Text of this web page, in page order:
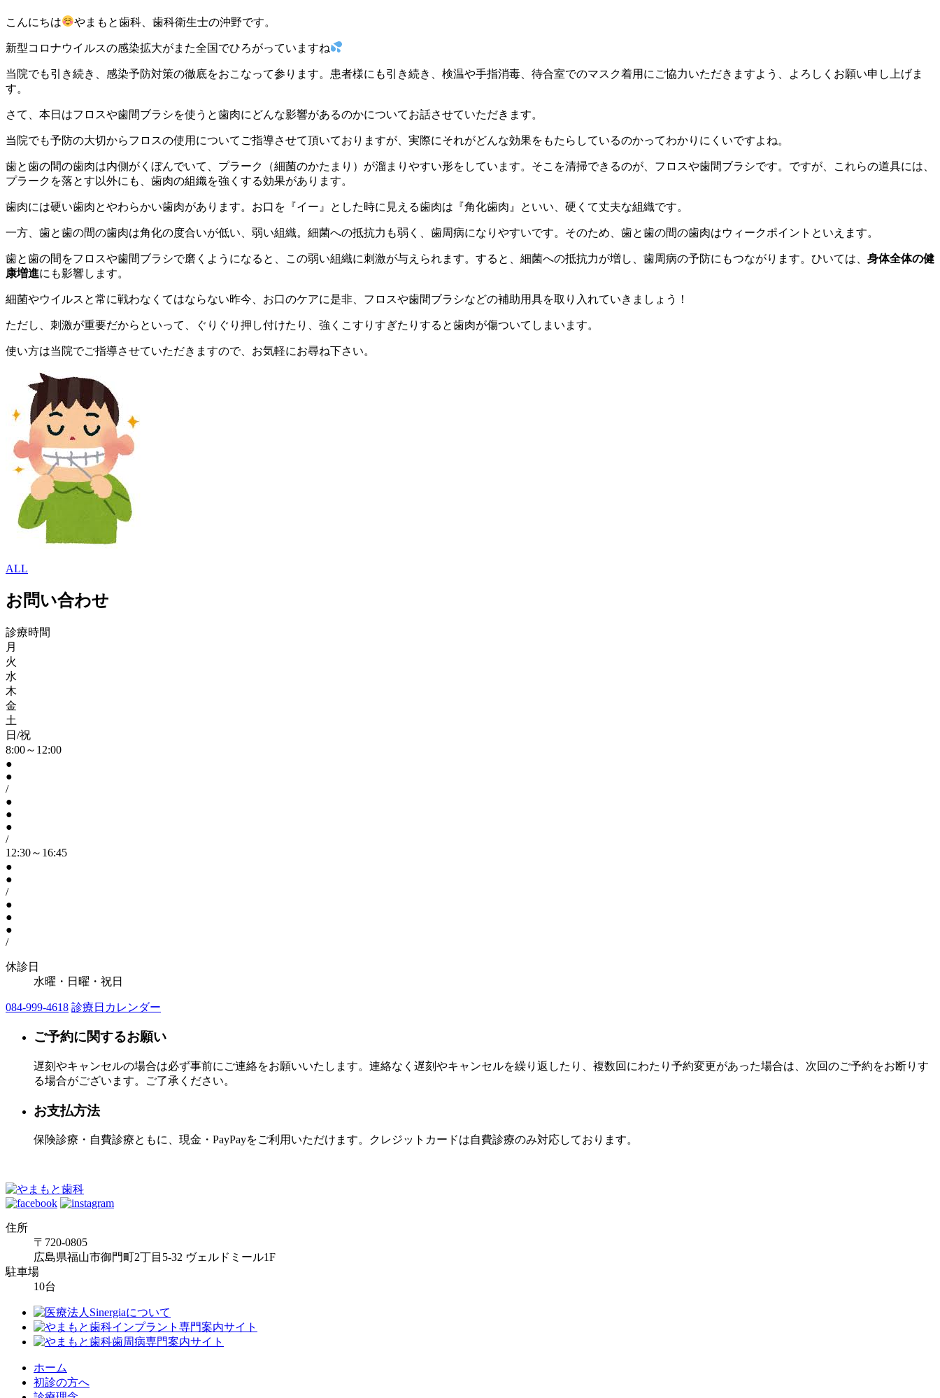
こんにちは やまもと歯科、歯科衛生士の沖野です。
新型コロナウイルスの感染拡大がまた全国でひろがっていますね
当院でも引き続き、感染予防対策の徹底をおこなって参ります。患者様にも引き続き、検温や手指消毒、待合室でのマスク着用にご協力いただきますよう、よろしくお願い申し上げま
す。
さて、本日はフロスや歯間ブラシを使うと歯肉にどんな影響があるのかについてお話させていただきます。
当院でも予防の大切からフロスの使用についてご指導させて頂いておりますが、実際にそれがどんな効果をもたらしているのかってわかりにくいですよね。
歯と歯の間の歯肉は内側がくぼんでいて、プラーク（細菌のかたまり）が溜まりやすい形をしています。そこを清掃できるのが、フロスや歯間ブラシです。ですが、これらの道具には、
プラークを落とす以外にも、歯肉の組織を強くする効果があります。
歯肉には硬い歯肉とやわらかい歯肉があります。お口を『イー』とした時に見える歯肉は『角化歯肉』といい、硬くて丈夫な組織です。
一方、歯と歯の間の歯肉は角化の度合いが低い、弱い組織。細菌への抵抗力も弱く、歯周病になりやすいです。そのため、歯と歯の間の歯肉はウィークポイントといえます。
歯と歯の間をフロスや歯間ブラシで磨くようになると、この弱い組織に刺激が与えられます。すると、細菌への抵抗力が増し、歯周病の予防にもつながります。ひいては、 身体全体の健
康増進にも影響します。
細菌やウイルスと常に戦わなくてはならない昨今、お口のケアに是非、フロスや歯間ブラシなどの補助用具を取り入れていきましょう！
ただし、刺激が重要だからといって、ぐりぐり押し付けたり、強くこすりすぎたりすると歯肉が傷ついてしまいます。
使い方は当院でご指導させていただきますので、お気軽にお尋ね下さい。
ALL
お問い合わせ
診療時間
月
火
水
木
金
土
日/祝
8:00～12:00
●
●
/
●
●
●
/
12:30～16:45
●
●
/
●
●
●
/
休診日
水曜・日曜・祝日
084-999-4618 診療日カレンダー
ご予約に関するお願い
遅刻やキャンセルの場合は必ず事前にご連絡をお願いいたします。連絡なく遅刻やキャンセルを繰り返したり、複数回にわたり予約変更があった場合は、次回のご予約をお断りす
る場合がございます。ご了承ください。
お支払方法
保険診療・自費診療ともに、現金・PayPayをご利用いただけます。クレジットカードは自費診療のみ対応しております。
住所
〒720-0805
広島県福山市御門町2丁目5-32 ヴェルドミール1F
駐車場
10台
ホーム
初診の方へ